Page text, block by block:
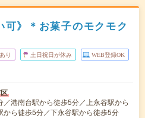
可》＊お菓子のモクモク
り 土日祝日が休み WEB登録OK
／港南台駅から徒歩5分／上永谷駅から
から徒歩5分／下永谷駅から徒歩5分